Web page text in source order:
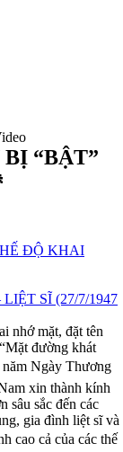
“BẬT”
SĨ (27/7/1947
nhớ mặt, đặt tên
đường khát
Ngày Thương
xin thành kính
sâu sắc đến các
gia đình liệt sĩ và
cao cả của các thế